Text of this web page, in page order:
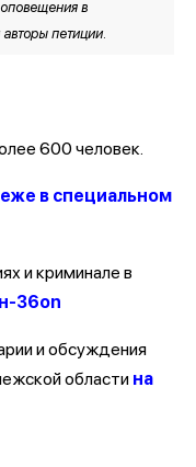
в
петиции.
600 человек.
в специальном
и криминале в
36on
и обсуждения
области на